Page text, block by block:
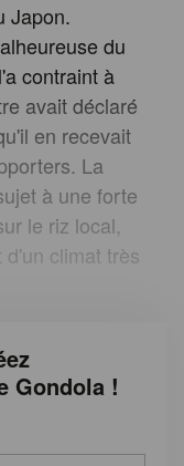
Japon.
du
contraint à
avait déclaré
en recevait
La
à une forte
le riz local,
climat très
Gondola !